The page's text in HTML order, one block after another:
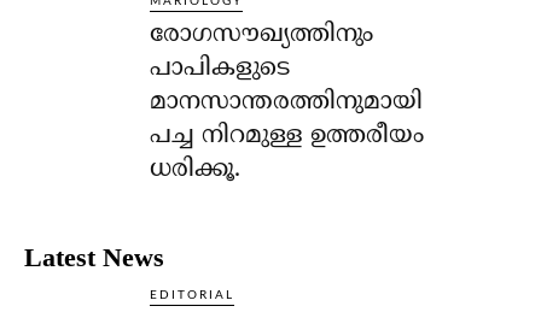
രോഗസൗഖ്യത്തിനും
പാപികളുടെ
മാനസാന്തരത്തിനുമായി
പച്ച നിറമുള്ള ഉത്തരീയം
ധരിക്കൂ.
Latest News
EDITORIAL